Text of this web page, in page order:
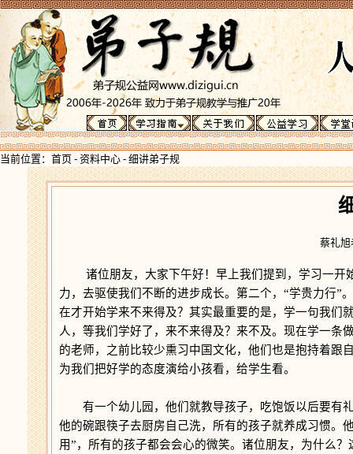
当前位置： 首页 - 资料中心 - 细讲弟子规
蔡礼
诸位朋友，大家下午好！早上我们提到，学习一开
力，去驱使我们不断的进步成长。第二个，“学贵力行”
在才开始学来不来得及？其实最重要的是，学一句我们
人，等我们学好了，来不来得及？来不及。现在学一条
的老师，之前比较少熏习中国文化，他们也是抱持着跟
为我们把好学的态度演给小孩看，给学生看。
有一个幼儿园，他们就教导孩子，吃饱饭以后要有礼
他的碗跟筷子去厨房自己洗，所有的孩子就养成习惯。
用”，所有的孩子都会会心的微笑。诸位朋友，为什么